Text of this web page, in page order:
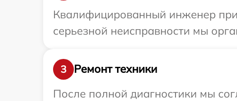
Квалифицированный инженер
серьезной неисправности мы
3
Ремонт техники
После полной диагностики мы